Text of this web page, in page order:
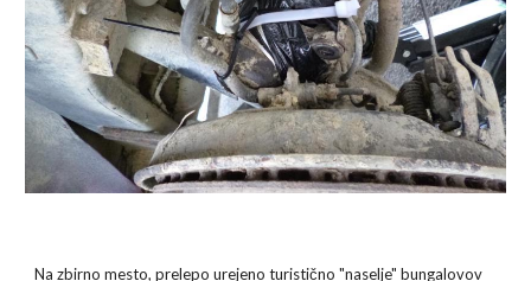
Na zbirno mesto, prelepo urejeno turistično "naselje" bungalovov